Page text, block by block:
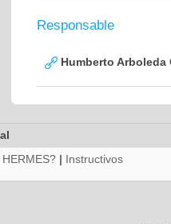
Responsable
Humberto Arboleda
| Instructivos